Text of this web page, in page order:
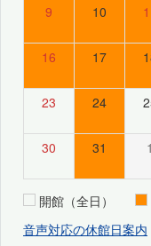
9 10
16 17
23 24
30 31 1
開館（全日）
音声対応の休館日案内